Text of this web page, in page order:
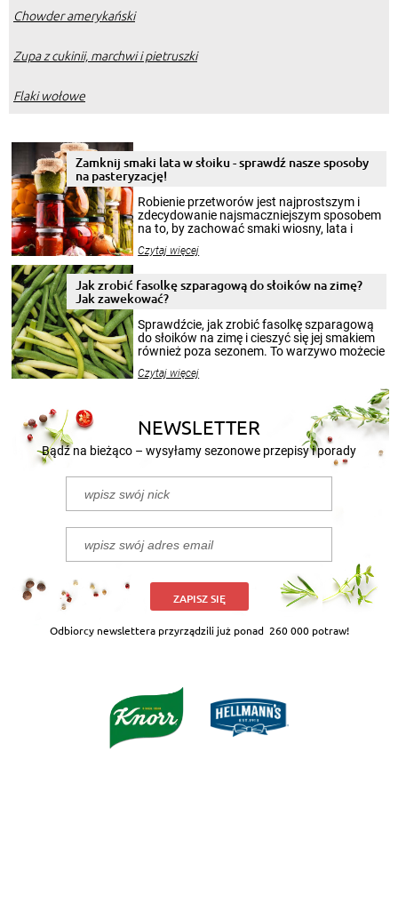
Chowder amerykański
Zupa z cukinii, marchwi i pietruszki
Flaki wołowe
Zamknij smaki lata w słoiku - sprawdź nasze sposoby
na pasteryzację!
Robienie przetworów jest najprostszym i
zdecydowanie najsmaczniejszym sposobem
na to, by zachować smaki wiosny, lata i
krajobrazów, by cieszyć nimi oko w sezonie
pełni poczuć atmosferę cieplejszych
miesięcy. Przygotowanie słoików ze
patenty, które pozwolą zachować świeżość
przetworów.
Czytaj więcej
Jak zrobić fasolkę szparagową do słoików na zimę?
Jak zawekować?
Sprawdźcie, jak zrobić fasolkę szparagową
do słoików na zimę i cieszyć się jej smakiem
również poza sezonem. To warzywo możecie
nasze propozycje!
Czytaj więcej
NEWSLETTER
Bądź na bieżąco – wysyłamy sezonowe przepisy i porady
ZAPISZ SIĘ
Odbiorcy newslettera przyrządzili już ponad 260 000 potraw!